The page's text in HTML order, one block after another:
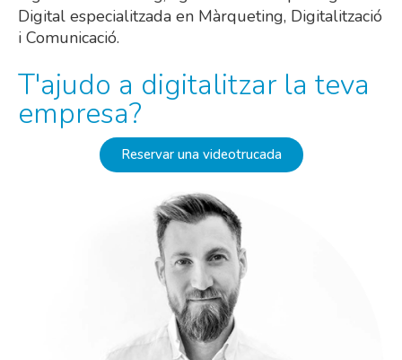
Digital especialitzada en Màrqueting, Digitalització
i Comunicació.
T'ajudo a digitalitzar la teva
empresa?
Reservar una videotrucada